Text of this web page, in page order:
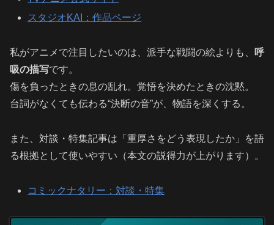
スタジオKAI：作品ページ
私がアニメで注目したいのは、派手な戦闘の絵よりも、
呼
吸の描写です。
傷を負ったときの息の乱れ。覚悟を決めたときの沈黙。
台詞がなくても伝わる“決断の音”が、物語を深くする。
また、対談・特集記事は「重厚さをどう表現したか」を語
る根拠として使いやすい（本文の説得力が上がります）。
コミックナタリー：対談・特集